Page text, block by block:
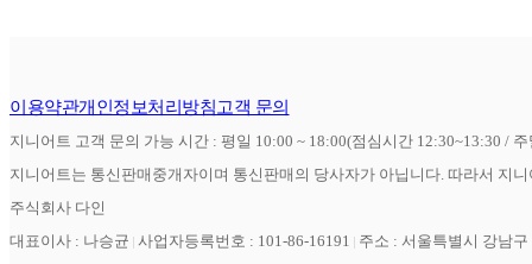
이용약관개인정보처리방침고객 문의
지니어트 고객 문의 가능 시간 : 평일 10:00 ~ 18:00(점심시간 12:30~13:30 /
지니어트는 통신판매중개자이며 통신판매의 당사자가 아닙니다. 따라서 지
주식회사 다인
대표이사 : 나승균 사업자등록번호 : 101-86-16191 주소 : 서울특별시 강남